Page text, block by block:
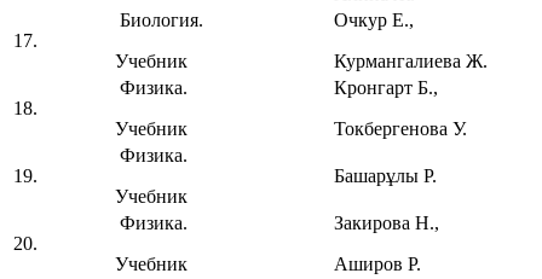
17.
Биология.
Учебник
Очкур Е.,
Курмангалиева Ж.
18.
Физика.
Учебник
Кронгарт Б.,
Токбергенова У.
19.
Физика.
Учебник
Башарұлы Р.
20.
Физика.
Учебник
Закирова Н.,
Аширов Р.